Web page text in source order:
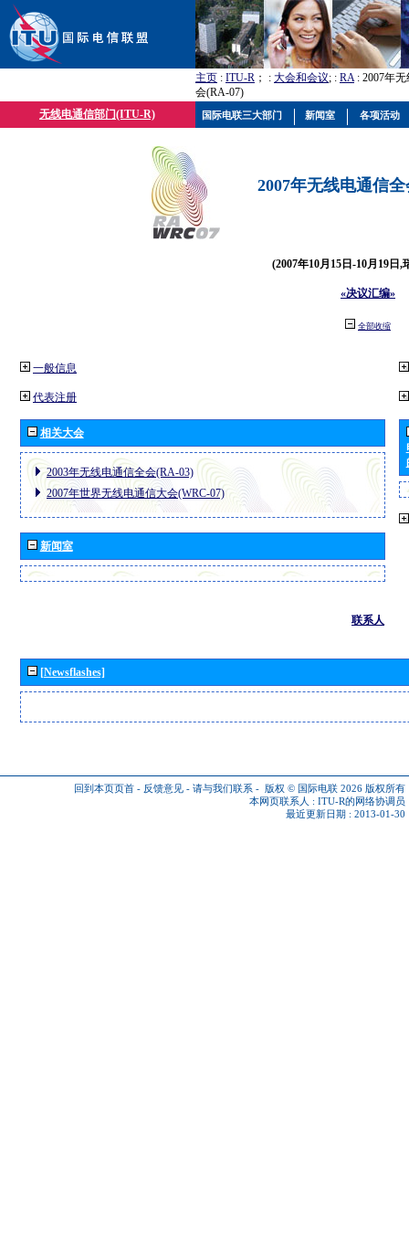
主页 : ITU-R ； : 大会和会议; : RA: 2007年
会(RA-07)
无线电通信部门(ITU-R)
2007年无线电通信
(2007年10月15日-10月19日,
«决议汇编»
全部收缩
一般信息
代表注册
相关大会
2003年无线电通信全会(RA-03)
2007年世界无线电通信大会(WRC-07)
新闻室
联系人
[Newsflashes]
回到本页页首 - 反馈意见 - 请与我们联系 - 版权 © 国际电联 2026 版权所有
本网页联系人 : ITU-R的网络协调员
最近更新日期 : 2013-01-30
国际电联三大部门 新闻室 各项活动